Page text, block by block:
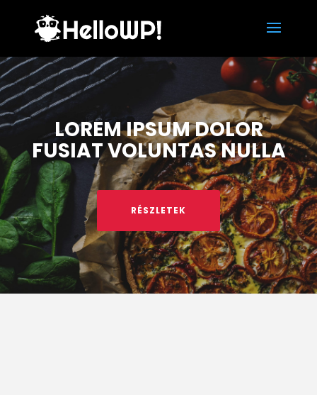
LOREM IPSUM DOLOR
FUSIAT VOLUNTAS NULLA
RÉSZLETEK